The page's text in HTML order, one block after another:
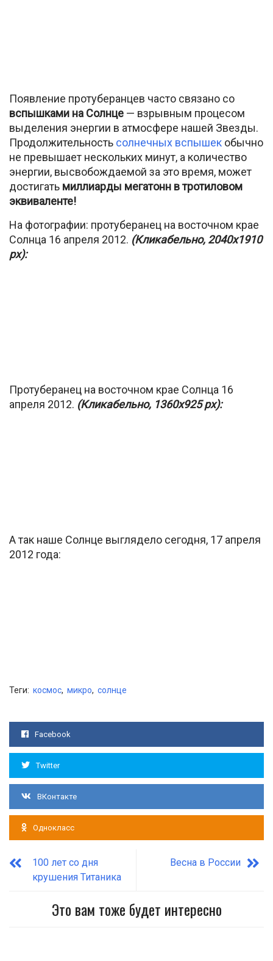
Появление протуберанцев часто связано со
вспышками на Солнце — взрывным процесом
выделения энергии в атмосфере нашей Звезды.
Продолжительность солнечных вспышек обычно
не превышает нескольких минут, а количество
энергии, высвобождаемой за это время, может
достигать миллиарды мегатонн в тротиловом
эквиваленте!
На фотографии: протуберанец на восточном крае
Солнца 16 апреля 2012. (Кликабельно, 2040х1910
px):
Протуберанец на восточном крае Солнца 16
апреля 2012. (Кликабельно, 1360х925 px):
А так наше Солнце выглядело сегодня, 17 апреля
2012 года:
Теги: космос, микро, солнце
Facebook
Twitter
ВКонтакте
Однокласс
100 лет со дня
крушения Титаника
Весна в России
Это вам тоже будет интересно